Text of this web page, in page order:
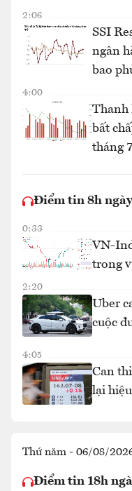
2:06
SSI
ngân
bao
4:00
Thanh
bất
tháng
Điểm tin 8h
0:33
VN-
trong
2:20
Uber
cuộc
4:05
Can
lại
Thứ năm - 06/08/
Điểm tin 18h